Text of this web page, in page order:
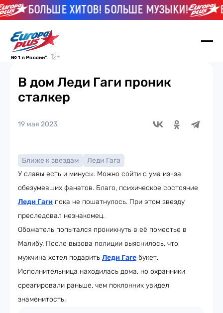
БОЛЬШЕ ХИТОВ! БОЛЬШЕ МУЗЫКИ!
№ 1 в России*
В дом Леди Гаги проник
сталкер
19 мая 2023
Ближе к звездам
Леди Гага
У славы есть и минусы. Можно сойти с ума из-за
обезумевших фанатов. Благо, психическое состояние
Леди Гаги пока не пошатнулось. При этом звезду
преследовал незнакомец.
Обожатель попытался проникнуть в её поместье в
Малибу. После вызова полиции выяснилось, что
мужчина хотел подарить Леди Гаге букет.
Исполнительница находилась дома, но охранники
среагировали раньше, чем поклонник увидел
знаменитость.